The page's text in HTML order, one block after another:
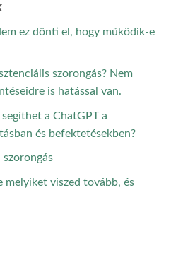
ez dönti el, hogy működik-e
szorongás? Nem
is hatással van.
a ChatGPT a
és befektetésekben?
viszed tovább, és